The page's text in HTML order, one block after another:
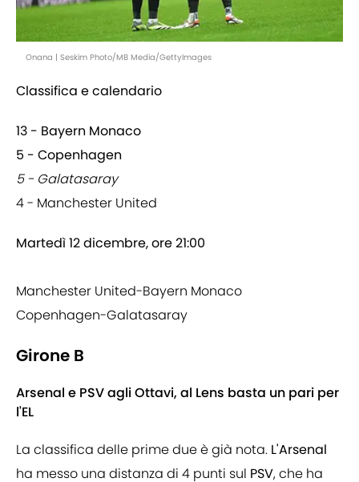
Onana | Seskim Photo/MB Media/GettyImages
Classifica e calendario
13 - Bayern Monaco
5 - Copenhagen
5 - Galatasaray
4 - Manchester United
Martedì 12 dicembre, ore 21:00
Manchester United-Bayern Monaco
Copenhagen-Galatasaray
Girone B
Arsenal e PSV agli Ottavi, al Lens basta un pari per
l'EL
La classifica delle prime due è già nota. L'Arsenal
ha messo una distanza di 4 punti sul PSV, che ha